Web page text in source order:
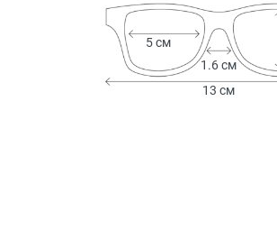
1.6 см
5 см
13 см